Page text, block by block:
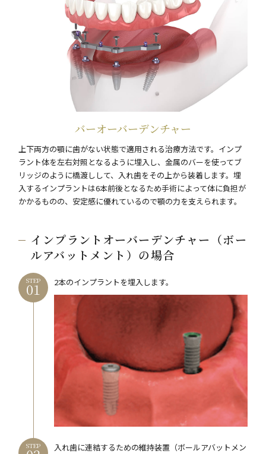
バーオーバーデンチャー
上下両方の顎に歯がない状態で適用される治療方法です。インプ
ラント体を左右対照となるように埋入し、金属のバーを使ってブ
リッジのように橋渡しして、入れ歯をその上から装着します。埋
入するインプラントは6本前後となるため手術によって体に負担が
かかるものの、安定感に優れているので顎の力を支えられます。
インプラントオーバーデンチャー（ボー
ルアバットメント）の場合
STEP 2本のインプラントを埋入します。
STEP
入れ歯に連結するための維持装置（ボールアバットメン